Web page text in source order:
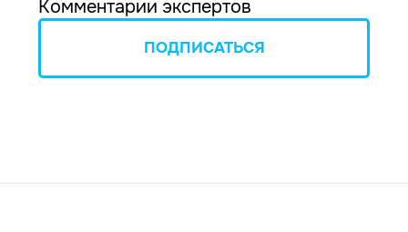
Комментарии экспертов
ПОДПИСАТЬСЯ